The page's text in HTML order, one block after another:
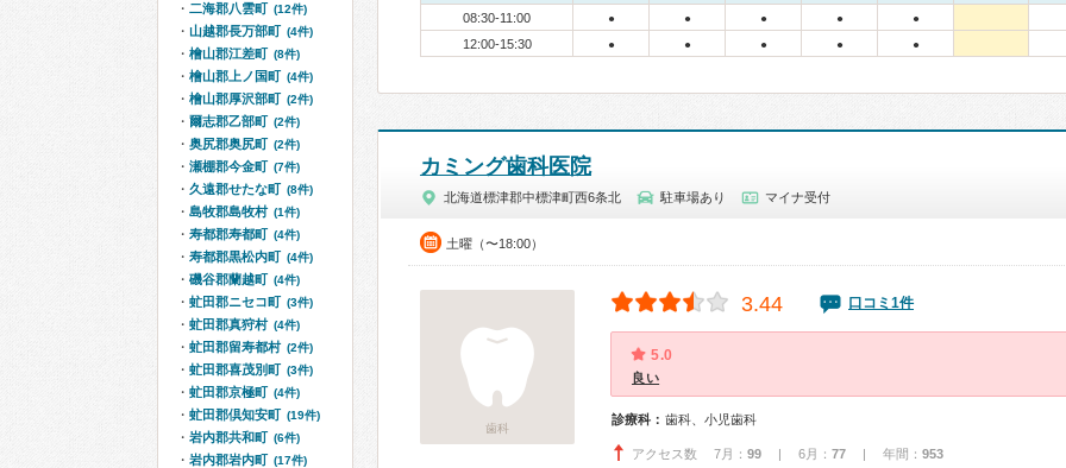
08:30-11:00 ● ● ● ● ●
12:00-15:30 ● ● ● ● ●
カミング歯科医院
北海道標津郡中標津町西6条北 駐車場あり マイナ受付
土曜（〜18:00）
歯科
3.44 口コミ1件
5.0
良い
診療科： 歯科、小児歯科
アクセス数 7月： 99 | 6月： 77 | 年間： 953
二海郡八雲町 (12件)
山越郡長万部町 (4件)
檜山郡江差町 (8件)
檜山郡上ノ国町 (4件)
檜山郡厚沢部町 (2件)
爾志郡乙部町 (2件)
奥尻郡奥尻町 (2件)
瀬棚郡今金町 (7件)
久遠郡せたな町 (8件)
島牧郡島牧村 (1件)
寿都郡寿都町 (4件)
寿都郡黒松内町 (4件)
磯谷郡蘭越町 (4件)
虻田郡ニセコ町 (3件)
虻田郡真狩村 (4件)
虻田郡留寿都村 (2件)
虻田郡喜茂別町 (3件)
虻田郡京極町 (4件)
虻田郡倶知安町 (19件)
岩内郡共和町 (6件)
岩内郡岩内町 (17件)